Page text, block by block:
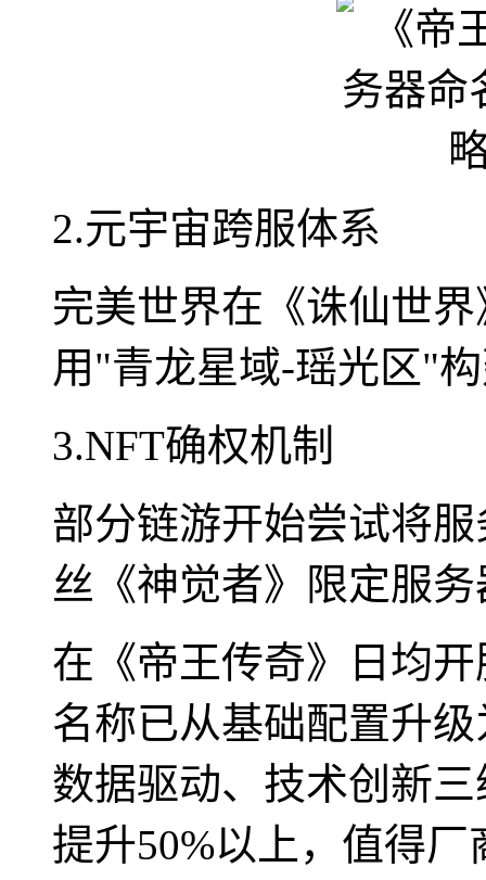
2.元宇宙跨服体系
完美世界在《诛仙世
用"青龙星域-瑶光区"
3.NFT确权机制
部分链游开始尝试将
丝《神觉者》限定服
在《帝王传奇》日均
名称已从基础配置升
数据驱动、技术创新
提升50%以上，值得